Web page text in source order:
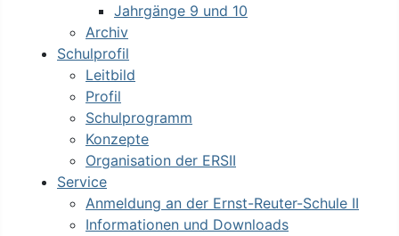
Jahrgänge 9 und 10
Archiv
Schulprofil
Leitbild
Profil
Schulprogramm
Konzepte
Organisation der ERSII
Service
Anmeldung an der Ernst-Reuter-Schule II
Informationen und Downloads